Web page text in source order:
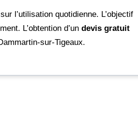
l’utilisation quotidienne. L’objectif
L’obtention d’un devis gratuit
sur-Tigeaux.